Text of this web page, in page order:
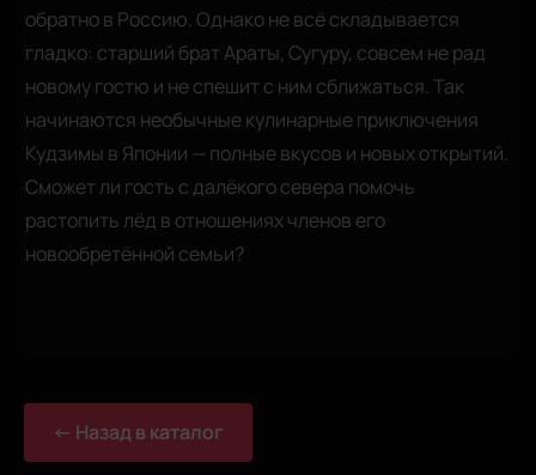
обратно в Россию. Однако не всё складывается
гладко: старший брат Араты, Сугуру, совсем не рад
новому гостю и не спешит с ним сближаться. Так
начинаются необычные кулинарные приключения
Кудзимы в Японии — полные вкусов и новых открытий.
Сможет ли гость с далёкого севера помочь
растопить лёд в отношениях членов его
новообретённой семьи?
← Назад в каталог